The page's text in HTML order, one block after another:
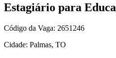
Estagiário para
Código da Vaga: 2651246
Cidade: Palmas, TO